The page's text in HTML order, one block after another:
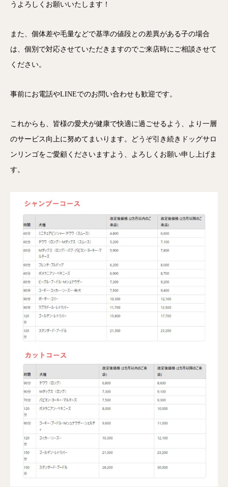
うよろしくお願いいたします！
また、個体差や毛量などで基準の値段との差異がある子の場合
は、個別で対応させていただきますのでご来店時にご相談させて
ください。
事前にお電話やLINEでのお問い合わせも歓迎です。
これからも、皆様の愛犬が健康で快適に過ごせるよう、より一層
のサービス向上に努めてまいります。どうぞ引き続きドッグサロ
ンリンゴをご愛顧くださいますよう、よろしくお願い申し上げま
す。